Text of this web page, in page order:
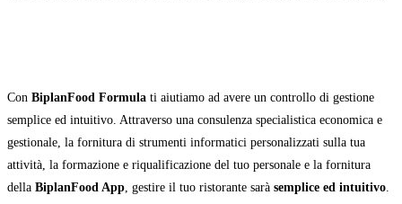
Con BiplanFood Formula ti aiutiamo ad avere un controllo di gestione
semplice ed intuitivo. Attraverso una consulenza specialistica economica e
gestionale, la fornitura di strumenti informatici personalizzati sulla tua
attività, la formazione e riqualificazione del tuo personale e la fornitura
della BiplanFood App, gestire il tuo ristorante sarà semplice ed intuitivo.